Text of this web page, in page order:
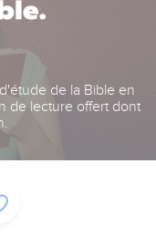
de la Bible en
de lecture offert dont